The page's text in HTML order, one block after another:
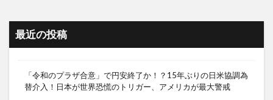
最近の投稿
「令和のプラザ合意」で円安終了か！？15年ぶりの日米協調為
替介入！日本が世界恐慌のトリガー、アメリカが最大警戒